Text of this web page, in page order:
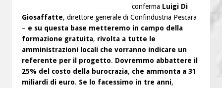
conferma Luigi Di
Giosaffatte, direttore generale di Confindustria Pescara
– e su questa base metteremo in campo della
formazione gratuita, rivolta a tutte le
amministrazioni locali che vorranno indicare un
referente per il progetto. Dovremmo abbattere il
25% del costo della burocrazia, che ammonta a 31
miliardi di euro. Se lo facessimo in tre anni,